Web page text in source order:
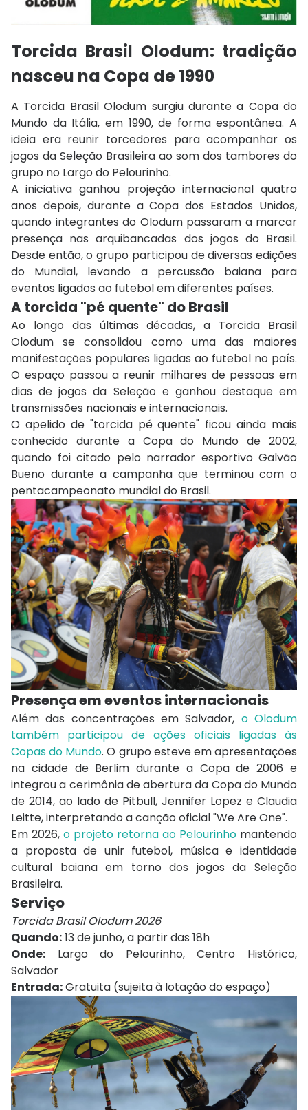
Torcida Brasil Olodum: tradição
nasceu na Copa de 1990
A Torcida Brasil Olodum surgiu durante a Copa do
Mundo da Itália, em 1990, de forma espontânea. A
ideia era reunir torcedores para acompanhar os
jogos da Seleção Brasileira ao som dos tambores do
grupo no Largo do Pelourinho.
A iniciativa ganhou projeção internacional quatro
anos depois, durante a Copa dos Estados Unidos,
quando integrantes do Olodum passaram a marcar
presença nas arquibancadas dos jogos do Brasil.
Desde então, o grupo participou de diversas edições
do Mundial, levando a percussão baiana para
eventos ligados ao futebol em diferentes países.
A torcida "pé quente" do Brasil
Ao longo das últimas décadas, a Torcida Brasil
Olodum se consolidou como uma das maiores
manifestações populares ligadas ao futebol no país.
O espaço passou a reunir milhares de pessoas em
dias de jogos da Seleção e ganhou destaque em
transmissões nacionais e internacionais.
O apelido de "torcida pé quente" ficou ainda mais
conhecido durante a Copa do Mundo de 2002,
quando foi citado pelo narrador esportivo Galvão
Bueno durante a campanha que terminou com o
pentacampeonato mundial do Brasil.
Presença em eventos internacionais
Além das concentrações em Salvador, o Olodum
também participou de ações oficiais ligadas às
Copas do Mundo. O grupo esteve em apresentações
na cidade de Berlim durante a Copa de 2006 e
integrou a cerimônia de abertura da Copa do Mundo
de 2014, ao lado de Pitbull, Jennifer Lopez e Claudia
Leitte, interpretando a canção oficial "We Are One".
Em 2026, o projeto retorna ao Pelourinho mantendo
a proposta de unir futebol, música e identidade
cultural baiana em torno dos jogos da Seleção
Brasileira.
Serviço
Torcida Brasil Olodum 2026
Quando:13 de junho, a partir das 18h
Onde:
Largo do Pelourinho, Centro Histórico,
Salvador
Entrada:Gratuita (sujeita à lotação do espaço)